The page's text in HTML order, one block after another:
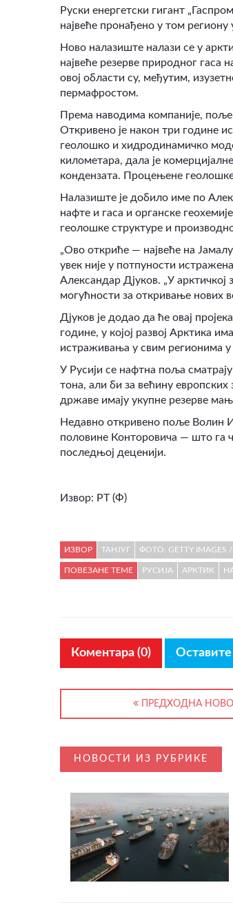
Руски енергетски гигант
највеће пронађено у том
Ново налазиште налази се у
највеће резерве природног гаса
овој области су, међутим,
пермафростом.
Према наводима компаније, поље
Откривено је након три године
геолошко и хидродинамичко
километара, дала је
кондензата. Процењене
Налазиште је добило име по
нафте и гаса и органске
геолошке структуре и
„Ово откриће — највеће на
увек није у потпуности
Александар Дјуков. „У
могућности за откривање нових
Дјуков је додао да ће овај
године, у којој развој Арктика
истраживања у свим регионима у
У Русији се нафтна поља
тона, али би за већину
државе имају укупне резерве
Недавно откривено поље Волин
половине Конторовича — што га
последњој деценији.
Извор: РТ (Ф)
ИЗВОР ТАНЈУГ ФОТО: GETTY IMAGES /
ПОВЕЗАНЕ ТЕМЕ РУСИЈА АРКТИК
Коментара (0)
ПРЕДХОДНА
НОВОСТИ ИЗ РУБРИКЕ